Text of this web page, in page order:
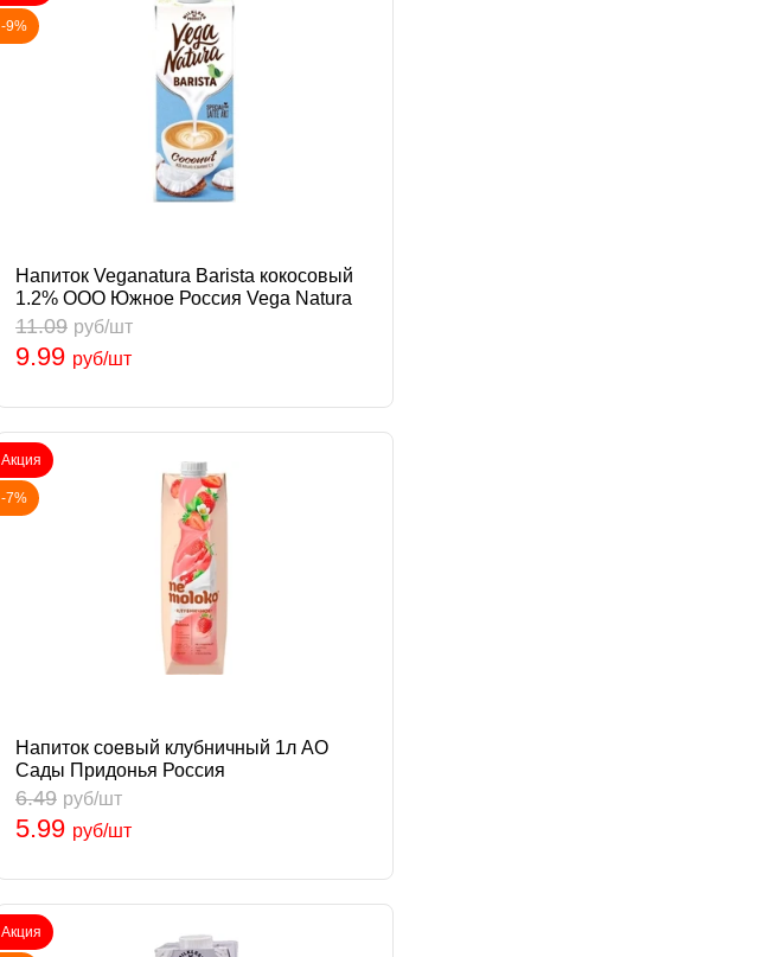
-9%
Напиток Veganatura Barista кокосовый
1.2% ООО Южное Россия Vega Natura
9.99 руб/шт
11.09 руб/шт
Акция
-7%
Напиток соевый клубничный 1л АО
Сады Придонья Россия
5.99 руб/шт
6.49 руб/шт
Акция